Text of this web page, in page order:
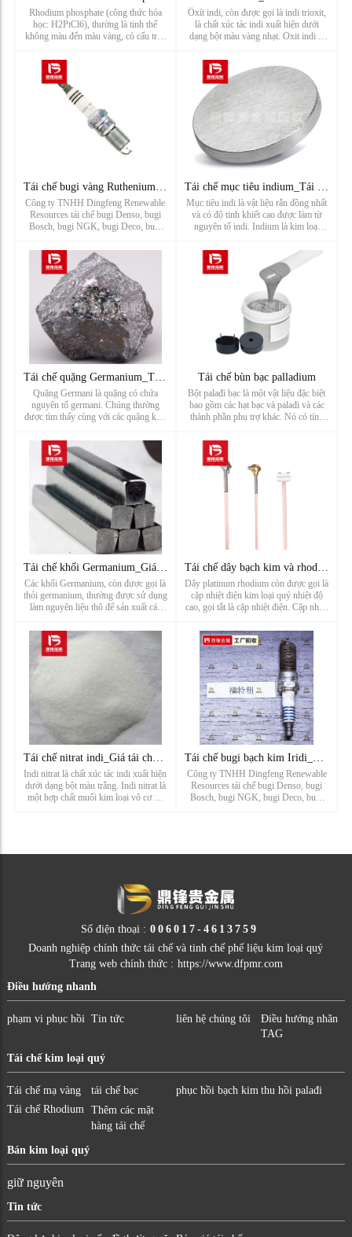
Rhodium phosphate (công thức hóa
học: H2PtCl6), thường là tinh thể
không màu đến màu vàng, có cấu trúc
trong nước, nhưng hầu như không
hòa tan trong các dung môi hữu cơ
như rượu và ete. Rhodium phosph...
Ôxít indi, còn được gọi là indi trioxit,
là chất xúc tác indi xuất hiện dưới
dạng bột màu vàng nhạt. Oxit indi là
suốt loại n mới với dải rộng, điện trở
suất nhỏ và hoạt tính xúc tác cao. Nó
đã được sử d...
Công ty TNHH Dingfeng Renewable
Resources tái chế bugi Denso, bugi
Bosch, bugi NGK, bugi Deco, bugi
bugi iridi, bugi bạch kim, bugi bạch
kim iridi, bugi bạch kim đôi, bugi
Iridium đôi, bugi LYNK&CO, bugi ...
Mục tiêu indi là vật liệu rắn đồng nhất
và có độ tinh khiết cao được làm từ
nguyên tố indi. Indium là kim loại
tính thấp và ổn định hóa học tốt. Do
những đặc tính này, bia indi được sử
dụng rộng rãi tron...
Tái chế quặng Germanium_Tái chế đá Germanium_Nhà máy tái chế
Quặng Germani là quặng có chứa
nguyên tố germani. Chúng thường
được tìm thấy cùng với các quặng kim
Các khoáng vật quặng chính của
germani là germanit ( Germanit),
germani sphalerit ( Germanit
sphaleri...
Tái chế bùn bạc palladium
Bột palađi bạc là một vật liệu đặc biệt
bao gồm các hạt bạc và palađi và các
thành phần phụ trợ khác. Nó có tính
dụng rộng rãi trong ngành công
nghiệp điện tử, điều chế chất xúc tác
và nhiều ứng dụng khác. ...
Tái chế khối Germanium_Giá tái chế phôi Germani_Nhà máy tái
Các khối Germanium, còn được gọi là
thỏi germanium, thường được sử dụng
làm nguyên liệu thô để sản xuất các
germanium. Các khối germanium thải
là một trong những nguồn tái chế phế
liệu germanium. Các ng...
Dây platinum rhodium còn được gọi là
cặp nhiệt điện kim loại quý nhiệt độ
cao, gọi tắt là cặp nhiệt điện. Cặp nhiệt
mô hình S, mô hình R của dây
platinum, được sử d
Indi nitrat là chất xúc tác indi xuất hiện
dưới dạng bột màu trắng. Indi nitrat là
một hợp chất muối kim loại vô cơ có
Công ty TNHH Dingfeng Renewable
Resources tái chế bugi Denso, bugi
Bosch, bugi NGK, bugi Deco, bugi
Số điện thoại : 006017-4613759
Doanh nghiệp chính thức tái chế và tinh chế phế liệu kim loại quý
Trang web chính thức : https://www.dfpmr.com
Điều hướng nhanh
phạm vi phục hồi Tin tức liên hệ chúng tôi
Điều hướng nhãn
TAG
Tái chế kim loại quý
Tái chế mạ vàng tái chế bạc phục hồi bạch kim thu hồi palađi
Tái chế Rhodium
Thêm các mặt
hàng tái chế
Bán kim loại quý
giữ nguyên
Tin tức